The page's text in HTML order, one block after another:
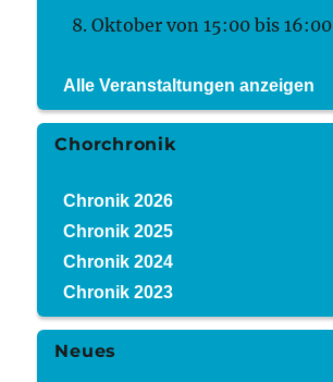
8. Oktober von 15:00 bis16:00
Alle Veranstaltungen anzeigen
Chorchronik
Chronik 2026
Chronik 2025
Chronik 2024
Chronik 2023
Neues